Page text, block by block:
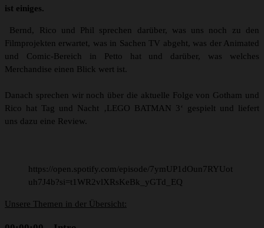
ist einiges.
Bernd, Rico und Phil sprechen darüber, was uns noch zu den
Filmprojekten erwartet, was in Sachen TV abgeht, was der Animated
und Comic-Bereich in Petto hat und darüber, was welches
Merchandise einen Blick wert ist.
Danach sprechen wir noch über die aktuelle Folge von Gotham und
Rico hat Tag und Nacht ‚LEGO BATMAN 3‘ gespielt und liefert
uns dazu eine Review.
https://open.spotify.com/episode/7ymUP1dOun7RYUot
uh7J4b?si=t1WR2vlXRsKeBk_yGTd_EQ
Unsere Themen in der Übersicht: